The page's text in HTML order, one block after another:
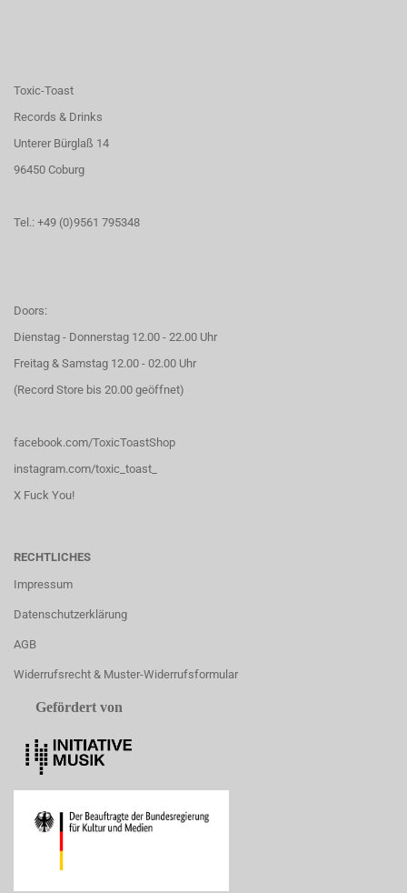
Toxic-Toast
Records & Drinks
Unterer Bürglaß 14
96450 Coburg
Tel.: +49 (0)9561 795348
Doors:
Dienstag - Donnerstag 12.00 - 22.00 Uhr
Freitag & Samstag 12.00 - 02.00 Uhr
(Record Store bis 20.00 geöffnet)
facebook.com/ToxicToastShop
instagram.com/toxic_toast_
X Fuck You!
RECHTLICHES
Impressum
Datenschutzerklärung
AGB
Widerrufsrecht & Muster-Widerrufsformular
Gefördert von